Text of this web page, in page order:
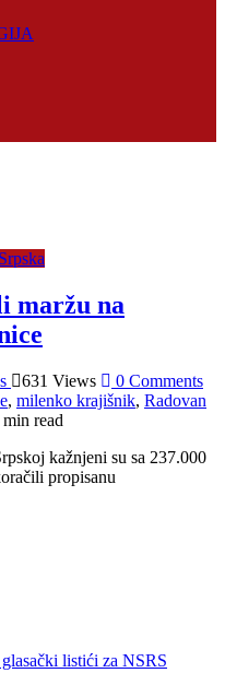
maržu na
631 Views
0 Comments
, milenko krajišnik, Radovan
read
kažnjeni su sa 237.000
propisanu